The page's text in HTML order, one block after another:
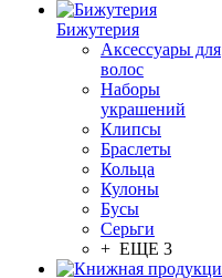
Бижутерия
Аксессуары для
волос
Наборы
украшений
Клипсы
Браслеты
Кольца
Кулоны
Бусы
Серьги
+ ЕЩЕ 3